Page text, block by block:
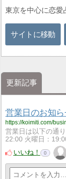
東京を中心に恋愛
サイトに移動
更新記事
営業日のお知ら
https://koimiti.com/
営業日は以下の通
22:00 火曜日：
いいね！
0